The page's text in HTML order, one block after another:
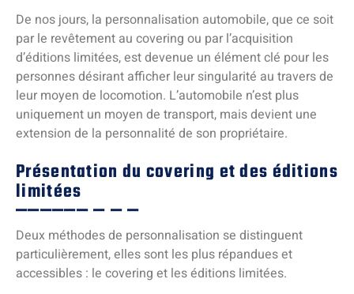
De nos jours, la personnalisation automobile, que ce soit
par le revêtement au covering ou par l’acquisition
d’éditions limitées, est devenue un élément clé pour les
personnes désirant afficher leur singularité au travers de
leur moyen de locomotion. L’automobile n’est plus
uniquement un moyen de transport, mais devient une
extension de la personnalité de son propriétaire.
Présentation du covering et des éditions
limitées
Deux méthodes de personnalisation se distinguent
particulièrement, elles sont les plus répandues et
accessibles : le covering et les éditions limitées.